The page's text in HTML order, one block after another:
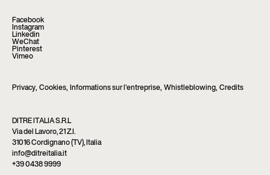
Facebook
Instagram
Linkedin
WeChat
Pinterest
Vimeo
Privacy, Cookies, Informations sur l’entreprise, Whistleblowing, Credits
DITRE ITALIA S.R.L
Via del Lavoro, 21 Z.I.
31016 Cordignano (TV), Italia
info@ditreitalia.it
+39 0438 9999